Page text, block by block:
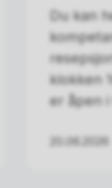
20.06.2026
Du kan
klokken
er åpen i